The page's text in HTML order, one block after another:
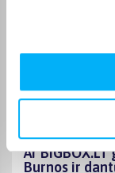
Kokie
priemonės
metu
Kiek prekių
priežiūros
ir kokia
Ar
Burnos ir